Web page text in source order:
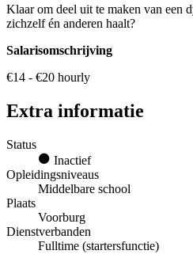
Klaar om deel uit te maken van een
zichzelf én anderen haalt?
Salarisomschrijving
€14 - €20 hourly
Extra informatie
Status
Inactief
Opleidingsniveaus
Middelbare school
Plaats
Voorburg
Dienstverbanden
Fulltime (startersfunctie)